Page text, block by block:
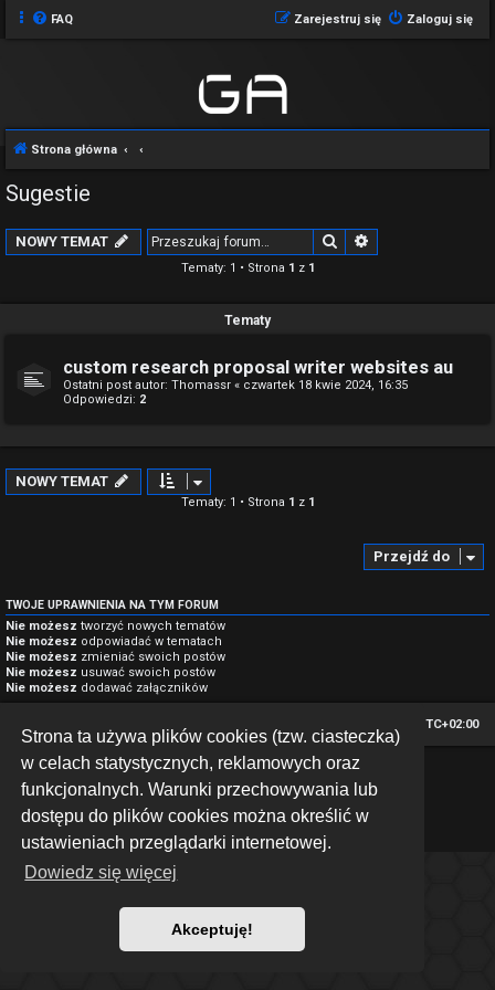
Strona ta używa plików cookies (tzw. ciasteczka)
w celach statystycznych, reklamowych oraz
funkcjonalnych. Warunki przechowywania lub
dostępu do plików cookies można określić w
ustawieniach przeglądarki internetowej.
Dowiedz się więcej
Akceptuję!
FAQ Zaloguj się
Zarejestruj się
Strona główna
Sugestie
NOWY TEMAT Szukaj
Tematy: 1 • Strona 1 z 1
Tematy
custom research proposal writer websites au
Ostatni post autor: Thomassr « czwartek 18 kwie 2024, 16:35
Odpowiedzi: 2
NOWY TEMAT
Tematy: 1 • Strona 1 z 1
Przejdź do
TWOJE UPRAWNIENIA NA TYM FORUM
Nie możesz tworzyć nowych tematów
Nie możesz odpowiadać w tematach
Nie możesz zmieniać swoich postów
Nie możesz usuwać swoich postów
Nie możesz dodawać załączników
UTC+02:00
Hexagon style by
MannixMD
Technologię dostarcza phpBB® Forum Software © phpBB Limited
Polski pakiet językowy dostarczaphpBB.pl